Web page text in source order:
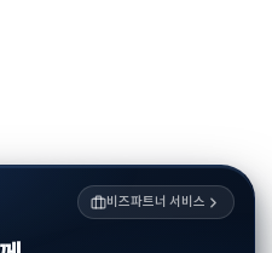
비즈파트너 서비스